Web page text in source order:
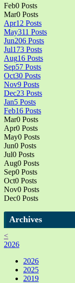
Feb0 Posts
Mar0 Posts
Apr12 Posts
May311 Posts
Jun206 Posts
Jul173 Posts
Aug16 Posts
Sep57 Posts
Oct30 Posts
Nov9 Posts
Dec23 Posts
Jan5 Posts
Feb16 Posts
Mar0 Posts
Apr0 Posts
May0 Posts
Jun0 Posts
Jul0 Posts
Aug0 Posts
Sep0 Posts
Oct0 Posts
Nov0 Posts
Dec0 Posts
Archives
<
2026
2026
2025
2019